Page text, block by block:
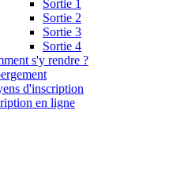
Sortie 1
Sortie 2
Sortie 3
Sortie 4
s'y rendre ?
d'inscription
en ligne